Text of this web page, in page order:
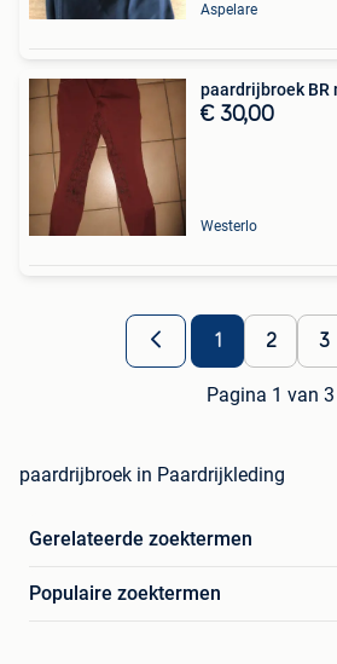
Aspelare
paardrijbroek BR
€ 30,00
Westerlo
1 2 3
Pagina 1 van 3
paardrijbroek in Paardrijkleding
Gerelateerde zoektermen
Populaire zoektermen